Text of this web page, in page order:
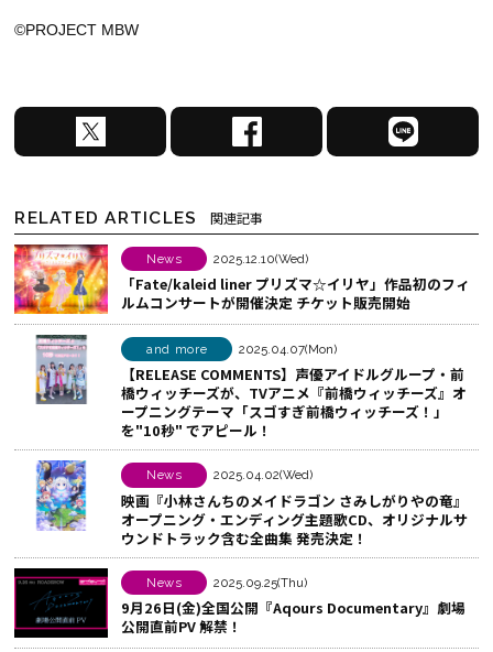
©PROJECT MBW
X
で
ア
す
る
F
a
b
o
o
k
で
シ
ェ
ア
す
る
L
I
ェ
ア
る
RELATED ARTICLES 関連記事
News 2025.12.10(Wed)
「Fate/kaleid liner プリズマ☆イリヤ」作品初のフィ
ルムコンサートが開催決定 チケット販売開始
and more 2025.04.07(Mon)
【RELEASE COMMENTS】声優アイドルグループ・前
橋ウィッチーズが、TVアニメ『前橋ウィッチーズ』オ
ープニングテーマ「スゴすぎ前橋ウィッチーズ！」
を"10秒" でアピール！
News 2025.04.02(Wed)
映画『小林さんちのメイドラゴン さみしがりやの竜』
オープニング・エンディング主題歌CD、オリジナルサ
ウンドトラック含む全曲集 発売決定！
News 2025.09.25(Thu)
9月26日(金)全国公開『Aqours Documentary』劇場
公開直前PV 解禁！